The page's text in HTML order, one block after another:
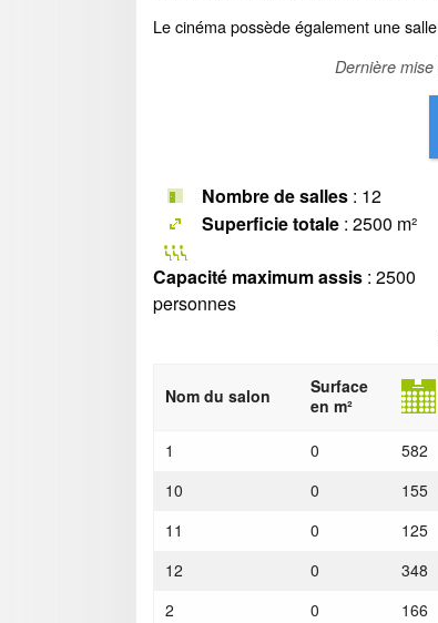
Le cinéma possède également une
Dernière
Nombre de salles : 12
Superficie totale : 2500 m²
Capacité maximum assis : 2500
personnes
Nom du salon
Surface
en m²
1
0 582
10
0 155
11
0 125
12
0 348
2
0 166